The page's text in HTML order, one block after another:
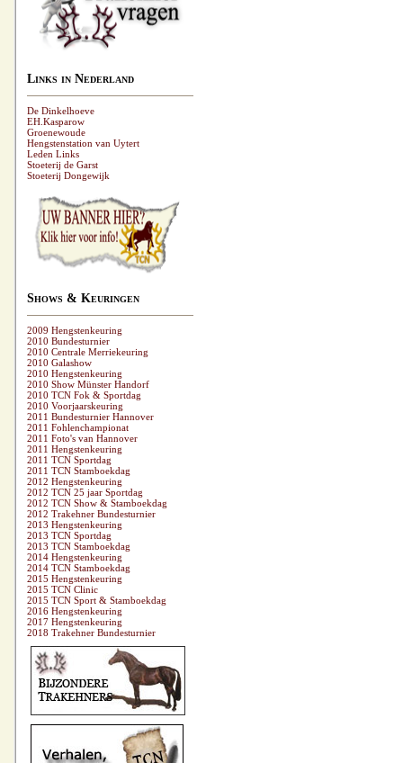
Links in Nederland
De Dinkelhoeve
EH.Kasparow
Groenewoude
Hengstenstation van Uytert
Leden Links
Stoeterij de Garst
Stoeterij Dongewijk
Shows & Keuringen
2009 Hengstenkeuring
2010 Bundesturnier
2010 Centrale Merriekeuring
2010 Galashow
2010 Hengstenkeuring
2010 Show Münster Handorf
2010 TCN Fok & Sportdag
2010 Voorjaarskeuring
2011 Bundesturnier Hannover
2011 Fohlenchampionat
2011 Foto's van Hannover
2011 Hengstenkeuring
2011 TCN Sportdag
2011 TCN Stamboekdag
2012 Hengstenkeuring
2012 TCN 25 jaar Sportdag
2012 TCN Show & Stamboekdag
2012 Trakehner Bundesturnier
2013 Hengstenkeuring
2013 TCN Sportdag
2013 TCN Stamboekdag
2014 Hengstenkeuring
2014 TCN Stamboekdag
2015 Hengstenkeuring
2015 TCN Clinic
2015 TCN Sport & Stamboekdag
2016 Hengstenkeuring
2017 Hengstenkeuring
2018 Trakehner Bundesturnier